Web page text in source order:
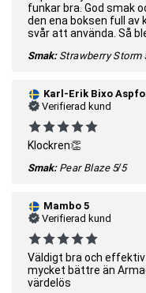
funkar bra. God smak
den ena boksen full av
svår att använda. Så
Smak: Strawberry Storm
Karl-Erik Bixo
Verifierad kund
Klockren👏
Smak: Pear Blaze 5/5
Mambo 5
Verifierad kund
Väldigt bra och
mycket bättre än
värdelös